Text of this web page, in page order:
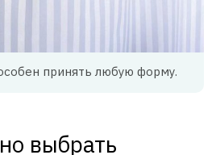
принять любую форму.
выбрать